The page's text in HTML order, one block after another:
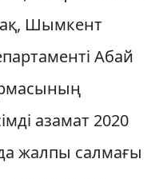
Шымкент
Абай
азамат 2020
жалпы салмағы